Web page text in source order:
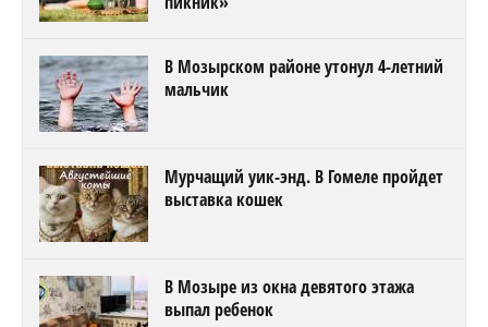
В Мозырском районе утонул 4-летний
мальчик
Мурчащий уик-энд. В Гомеле пройдет
выставка кошек
В Мозыре из окна девятого этажа
выпал ребенок